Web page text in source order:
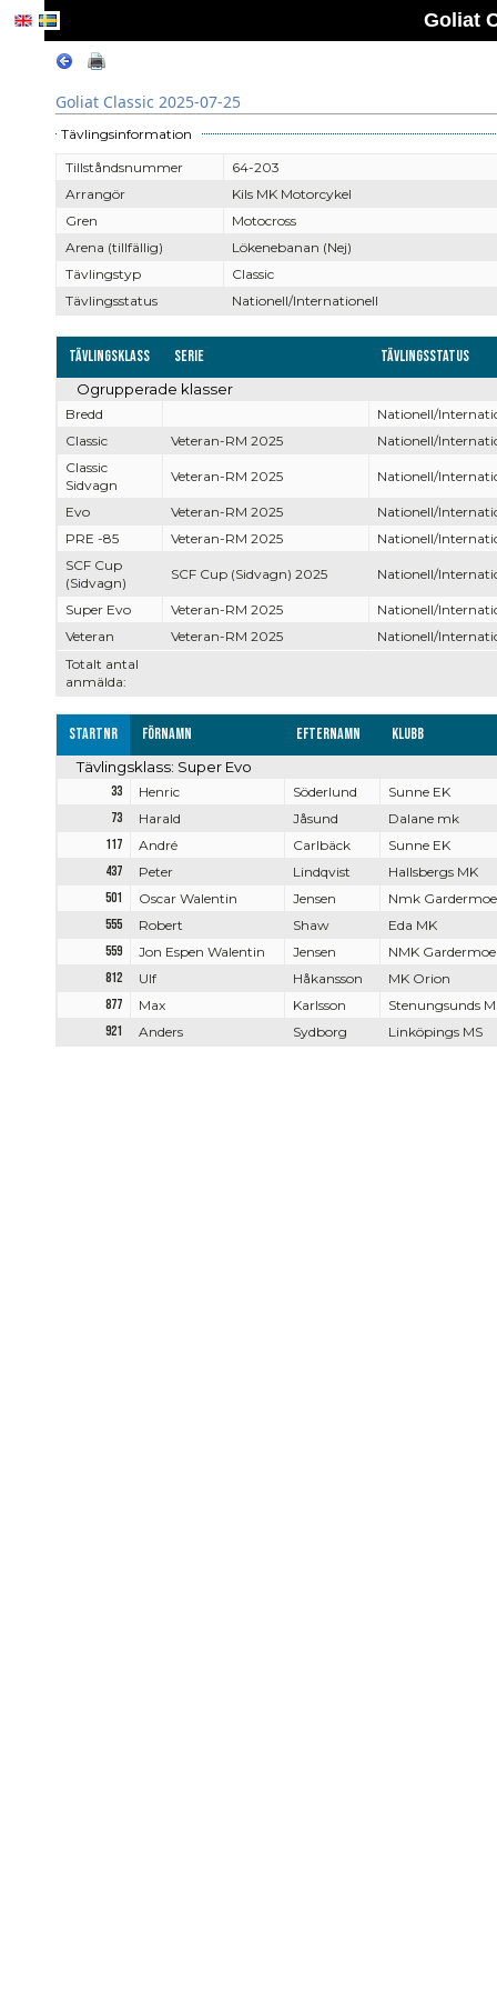
Goliat
Goliat Classic 2025-07-25
Tävlingsinformation
Tillståndsnummer
64-203
Arrangör
Kils MK Motorcykel
Gren
Motocross
Arena (tillfällig)
Lökenebanan (Nej)
Tävlingstyp
Classic
Tävlingsstatus
Nationell/Internationell
Tävlingsklass Serie Tävlingsstatus
Totalt antal
anmälda:
Ogrupperade klasser
Bredd
Nationell/
Classic
Veteran-RM 2025
Nationell/
Classic
Sidvagn
Veteran-RM 2025 Nationell/
Evo Veteran-RM 2025
Nationell/
PRE -85
Veteran-RM 2025
Nationell/
SCF Cup
(Sidvagn)
SCF Cup (Sidvagn) 2025 Nationell/
Super Evo Veteran-RM 2025
Nationell/
Veteran
Veteran-RM 2025 Nationell/
Startnr Förnamn Efternamn Klubb
Tävlingsklass: Super Evo
33 Henric Söderlund
Sunne EK
73
Harald Jåsund
Dalane mk
117
André Carlbäck
Sunne EK
437
Peter Lindqvist
Hallsbergs MK
501
Oscar Walentin Jensen
Nmk
555
Robert Shaw
Eda MK
559
Jon Espen Walentin Jensen
NMK
812
Ulf Håkansson
MK Orion
877
Max Karlsson
Stenungsunds
921
Anders Sydborg Linköpings MS